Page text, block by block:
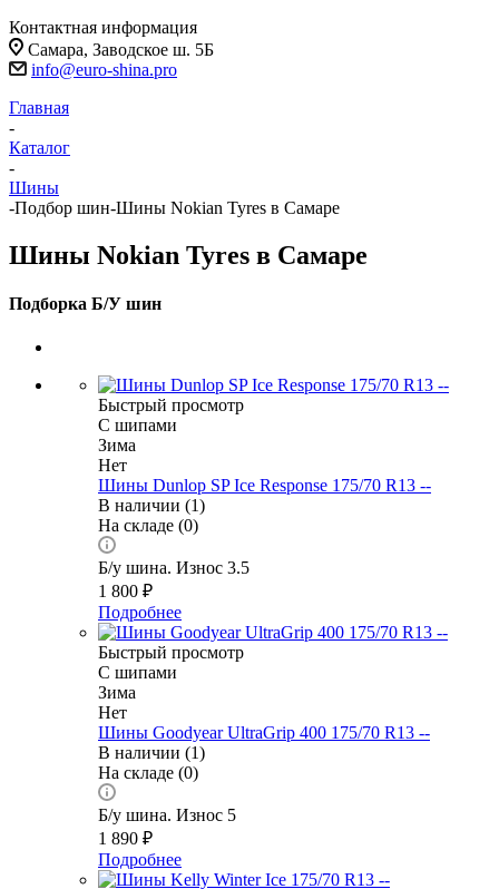
Контактная информация
Самара, Заводское ш. 5Б
info@euro-shina.pro
Главная
-
Каталог
-
Шины
-Подбор шин-Шины Nokian Tyres в Самаре
Шины Nokian Tyres в Самаре
Подборка Б/У шин
Быстрый просмотр
С шипами
Зима
Нет
Шины Dunlop SP Ice Response 175/70 R13 --
В наличии (1)
На складе (0)
Б/у шина. Износ 3.5
1 800 ₽
Подробнее
Быстрый просмотр
С шипами
Зима
Нет
Шины Goodyear UltraGrip 400 175/70 R13 --
В наличии (1)
На складе (0)
Б/у шина. Износ 5
1 890 ₽
Подробнее